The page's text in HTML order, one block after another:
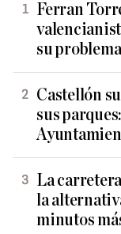
Ferran
su
Castellón
sus
La
la
minutos